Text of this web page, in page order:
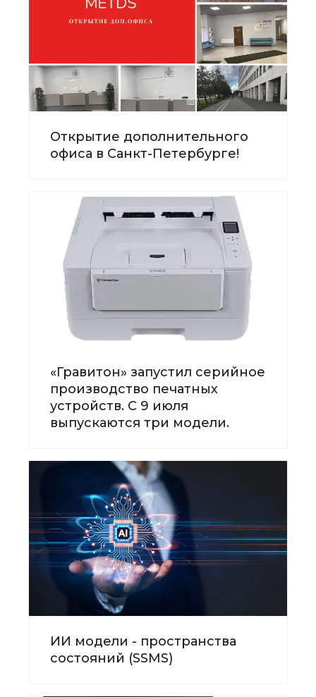
Открытие дополнительного
офиса в Санкт-Петербурге!
«Гравитон» запустил серийное
производство печатных
устройств. С 9 июля
выпускаются три модели.
ИИ модели - пространства
состояний (SSMS)